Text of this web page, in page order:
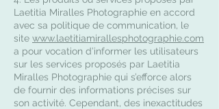
Laetitia Miralles Photographie en accord
avec sa politique de communication, le
site www.laetitiamirallesphotographie.com
a pour vocation d’informer les utilisateurs
sur les services proposés par Laetitia
Miralles Photographie qui s’efforce alors
de fournir des informations précises sur
son activité. Cependant, des inexactitudes